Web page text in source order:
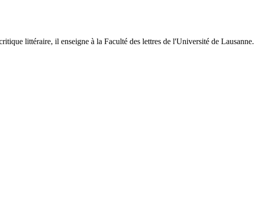
littéraire, il enseigne à la Faculté des lettres de l'Université de Lausanne.